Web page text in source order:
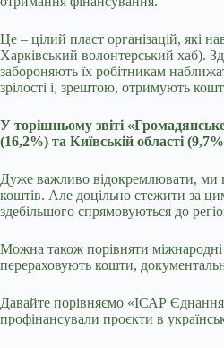
Це – цілий пласт організацій, які
Харківський волонтерський хаб).
забороняють їх робітникам
зрілості і, зрештою, отримують
У торішньому звіті
(16,2%) та Київській області
Дуже важливо відокремлювати, ми
коштів. Але доцільно стежити за
здебільшого спрямовуються до
Можна також порівняти міжнародні
перераховують кошти,
Давайте порівняємо «ІСАР
профінансували проєкти в